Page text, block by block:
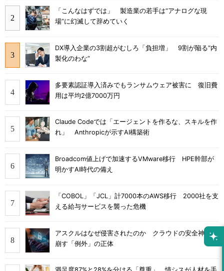
「こんなはずでは」 製造業の若手は“アナログな現
場”に幻滅して辞めていく
DX導入企業の3割超がむしろ「負担増」 9割が陥る“内
製化のわな”
多要素認証導入済みでもランサムウェア被害に 復旧費
用は平均2億7000万円
Claude Codeでは「エージェントを作るな、スキルを作
れ」 Anthropicが示すAI構築術
Broadcom値上げで加速するVMware移行 HPE幹部が
明かすAI時代の備え
「COBOL」「JCL」計7000本のAWS移行 2000社を支
える給与サービスを襲った危機
アスクルはなぜ侵害されたのか クラウドの安全神話を
崩す「例外」の正体